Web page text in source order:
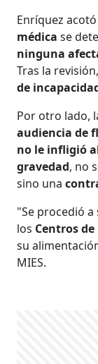
Enríquez
médica se
ninguna
Tras la
de
Por otro lado,
audiencia de
no le infligió
gravedad, no
sino una
"Se procedió
los Centros
su
MIES.